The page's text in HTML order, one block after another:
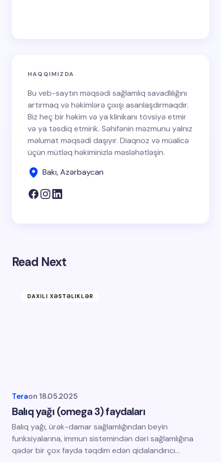
HAQQIMIZDA
Bu veb-saytın məqsədi sağlamlıq savadlılığını
artırmaq və həkimlərə çıxışı asanlaşdırmaqdır.
Biz heç bir həkim və ya klinikanı tövsiyə etmir
və ya təsdiq etmirik. Səhifənin məzmunu yalnız
məlumat məqsədi daşıyır. Diaqnoz və müalicə
üçün mütləq həkiminizlə məsləhətləşin.
Bakı, Azərbaycan
Read Next
DAXILI XƏSTƏLIKLƏR
Teraon 18.05.2025
Balıq yağı (omega 3) faydaları
Balıq yağı, ürək-damar sağlamlığından beyin
funksiyalarına, immun sistemindən dəri sağlamlığına
qədər bir çox fayda təqdim edən qidalandırıcı…